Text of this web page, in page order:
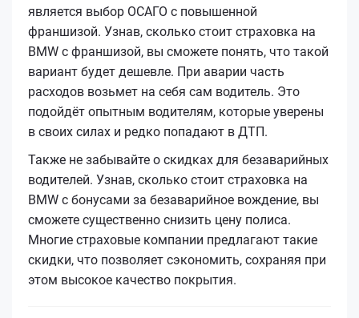
является выбор ОСАГО с повышенной
франшизой. Узнав, сколько стоит страховка на
BMW с франшизой, вы сможете понять, что такой
вариант будет дешевле. При аварии часть
расходов возьмет на себя сам водитель. Это
подойдёт опытным водителям, которые уверены
в своих силах и редко попадают в ДТП.
Также не забывайте о скидках для безаварийных
водителей. Узнав, сколько стоит страховка на
BMW с бонусами за безаварийное вождение, вы
сможете существенно снизить цену полиса.
Многие страховые компании предлагают такие
скидки, что позволяет сэкономить, сохраняя при
этом высокое качество покрытия.